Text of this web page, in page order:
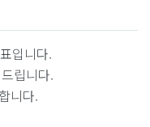
입니다.
립니다.
니다.